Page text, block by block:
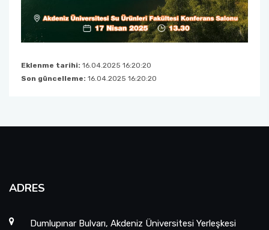
Eklenme tarihi: 16.04.2025 16:20:20
Son güncelleme: 16.04.2025 16:20:20
ADRES
Dumlupınar Bulvarı, Akdeniz Üniversitesi Yerleşkesi